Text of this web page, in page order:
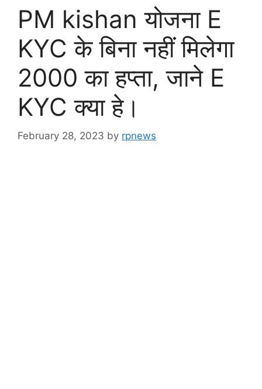
PM kishan योजना E
KYC के बिना नहीं मिलेगा
2000 का हप्ता, जाने E
KYC क्या हे।
February 28, 2023 by rpnews